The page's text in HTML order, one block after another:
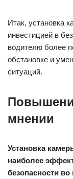
Итак, установка
инвестицией в
водителю более
обстановке и
ситуаций.
мнении
Установка
наиболее
безопасности